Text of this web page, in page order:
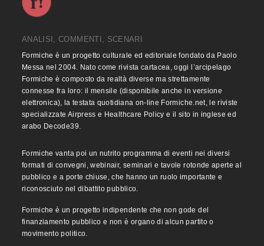
ANALISI, COMMENTI, SCENARI
Formiche è un progetto culturale ed editoriale fondato da Paolo
Messa nel 2004. Nato come rivista cartacea, oggi l’arcipelago
Formiche è composto da realtà diverse ma strettamente
connesse fra loro: il mensile (disponibile anche in versione
elettronica), la testata quotidiana on-line Formiche.net, le riviste
specializzate Airpress e Healthcare Policy e il sito in inglese ed
arabo Decode39.
Formiche vanta poi un nutrito programma di eventi nei diversi
formati di convegni, webinair, seminari e tavole rotonde aperte al
pubblico e a porte chiuse, che hanno un ruolo importante e
riconosciuto nel dibattito pubblico.
Formiche è un progetto indipendente che non gode del
finanziamento pubblico e non è organo di alcun partito o
movimento politico.